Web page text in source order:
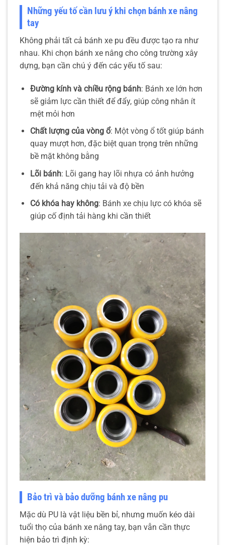
Những yếu tố cần lưu ý khi chọn bánh xe nâng
tay
Không phải tất cả bánh xe pu đều được tạo ra như
nhau. Khi chọn bánh xe nâng cho công trường xây
dựng, bạn cần chú ý đến các yếu tố sau:
Đường kính và chiều rộng bánh: Bánh xe lớn hơn
sẽ giảm lực cần thiết để đẩy, giúp công nhân ít
mệt mỏi hơn
Chất lượng của vòng ổ: Một vòng ổ tốt giúp bánh
quay mượt hơn, đặc biệt quan trọng trên những
bề mặt không bằng
Lõi bánh: Lõi gang hay lõi nhựa có ảnh hưởng
đến khả năng chịu tải và độ bền
Có khóa hay không: Bánh xe chịu lực có khóa sẽ
giúp cố định tải hàng khi cần thiết
Bảo trì và bảo dưỡng bánh xe nâng pu
Mặc dù PU là vật liệu bền bỉ, nhưng muốn kéo dài
tuổi thọ của bánh xe nâng tay, bạn vẫn cần thực
hiện bảo trì định kỳ: